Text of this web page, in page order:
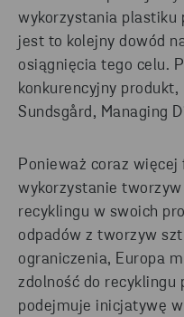
wykorzystania plastiku
jest to kolejny dowód
osiągnięcia tego celu.
konkurencyjny
Sundsgård, Managing
Ponieważ coraz
wykorzystanie tworzyw
recyklingu w swoich
odpadów z tworzyw
ograniczenia, Europa
zdolność do recyklingu
podejmuje inicjatywę